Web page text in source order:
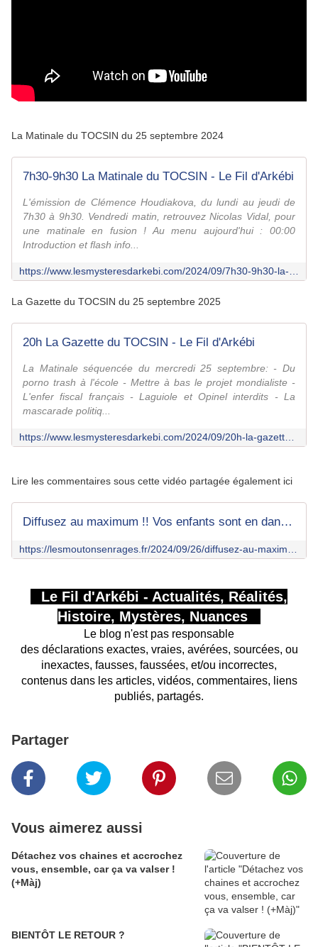
La Matinale du TOCSIN du 25 septembre 2024
7h30-9h30 La Matinale du TOCSIN - Le Fil d'Arkébi
L'émission de Clémence Houdiakova, du lundi au jeudi de
7h30 à 9h30. Vendredi matin, retrouvez Nicolas Vidal, pour
une matinale en fusion ! Au menu aujourd'hui : 00:00
Introduction et flash info...
La Gazette du TOCSIN du 25 septembre 2025
20h La Gazette du TOCSIN - Le Fil d'Arkébi
La Matinale séquencée du mercredi 25 septembre: - Du
porno trash à l'école - Mettre à bas le projet mondialiste -
L'enfer fiscal français - Laguiole et Opinel interdits - La
mascarade politiq...
Lire les commentaires sous cette vidéo partagée également ici
Diffusez au maximum !! Vos enfants sont en danger !!
Le Fil d'Arkébi - Actualités, Réalités,
Histoire, Mystères, Nuances
Le blog n'est pas responsable
des déclarations exactes, vraies, avérées, sourcées, ou
inexactes, fausses, faussées, et/ou incorrectes,
contenus dans les articles, vidéos, commentaires, liens
publiés, partagés.
Partager
Vous aimerez aussi
Détachez vos chaines et accrochez
vous, ensemble, car ça va valser !
(+Màj)
BIENTÔT LE RETOUR ?